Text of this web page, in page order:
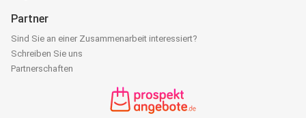
Partner
Sind Sie an einer Zusammenarbeit interessiert?
Schreiben Sie uns
Partnerschaften